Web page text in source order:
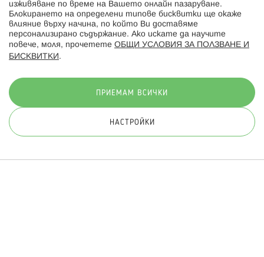
Последвайте ни:
© 2026 Hippoland.net. Всички права запазени
изживяване по време на Вашето онлайн пазаруване.
Блокирането на определени типове бисквитки ще окаже
влияние върху начина, по който Ви доставяме
персонализирано съдържание. Ако искате да научите
повече, моля, прочетете ОБЩИ УСЛОВИЯ ЗА ПОЛЗВАНЕ И
БИСКВИТКИ .
ПРИЕМАМ ВСИЧКИ
НАСТРОЙКИ